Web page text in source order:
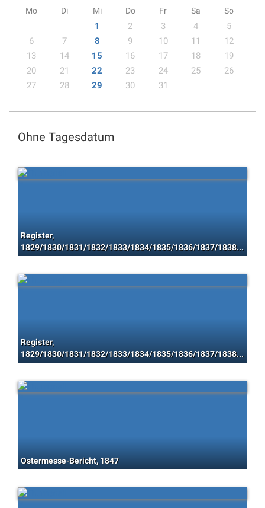
Mo Di Mi Do Fr Sa So
1 2 3 4
5
6
7 8 9 10 11
12
13
14 15 16 17 18
19
20
21 22 23 24 25
26
27
28 29 30 31
Ohne Tagesdatum
Register,
1829/1830/1831/1832/1833/1834/1835/1836/1837/1838/1839/1840/1841/1842/1843/1844/1845/1846/1847/1848
Register,
1829/1830/1831/1832/1833/1834/1835/1836/1837/1838/1839/1840/1841/1842/1843/1844/1845/1846/1847/1848
Ostermesse-Bericht, 1847